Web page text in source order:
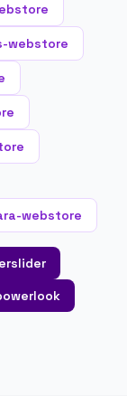
webstore
webstore